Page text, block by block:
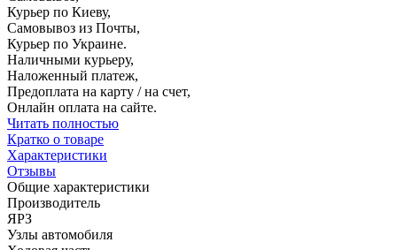
Курьер по Киеву,
Самовывоз из Почты,
Курьер по Украине.
Наличными курьеру,
Наложенный платеж,
Предоплата на карту / на счет,
Онлайн оплата на сайте.
Читать полностью
Кратко о товаре
Характеристики
Отзывы
Общие характеристики
Производитель
ЯРЗ
Узлы автомобиля